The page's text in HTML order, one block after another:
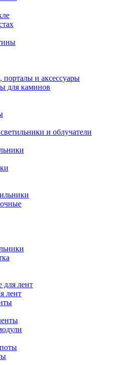
и аксессуары
для каминов
и облучатели
лент
лент